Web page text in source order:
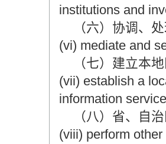
institutions and
（六）协调、处
(vi) mediate and
（七）建立本地
(vii) establish a
information
（八）省、自治
(viii) perform